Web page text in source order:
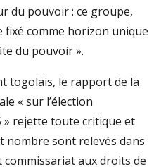
du pouvoir : ce groupe,
fixé comme horizon unique
du pouvoir ».
togolais, le rapport de la
« sur l’élection
» rejette toute critique et
nombre sont relevés dans
aux droits de